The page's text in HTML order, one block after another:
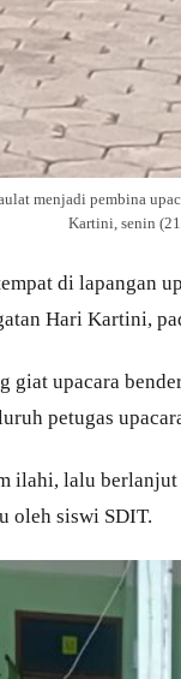
menjadi pembina
Kartini, senin
di lapangan
Hari Kartini,
upacara
petugas
ilahi, lalu
oleh siswi SDIT.